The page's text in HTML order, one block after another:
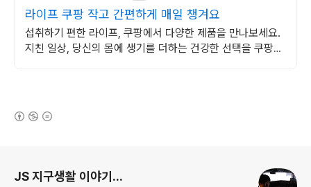
라이프 쿠팡 작고 간편하게 매일 챙겨요
섭취하기 편한 라이프, 쿠팡에서 다양한 제품을 만나보세요.
지친 일상, 당신의 몸에 생기를 더하는 건강한 선택을 쿠팡에
JS 지구생활 이야기...